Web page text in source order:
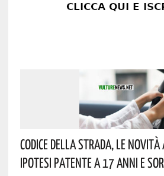
Codice Della Strada, Le
Ipotesi Patente A 17 Anni E